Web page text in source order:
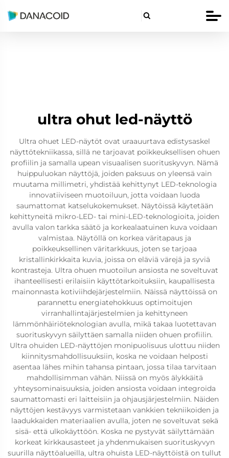

ultra ohut led-näyttö
Ultra ohuet LED-näytöt ovat uraauurtava edistysaskel
näyttötekniikassa, sillä ne tarjoavat poikkeuksellisen ohuen
profiilin ja samalla upean visuaalisen suorituskyvyn. Nämä
huippuluokan näyttöjä, joiden paksuus on yleensä vain
muutama millimetri, yhdistää kehittynyt LED-teknologia
innovatiiviseen muotoiluun, jotta voidaan luoda
saumattomat katselukokemukset. Näytöissä käytetään
kehittyneitä mikro-LED- tai mini-LED-teknologioita, joiden
avulla valon tarkka säätö ja korkealaatuinen kuva voidaan
valmistaa. Näytöllä on korkea väritapaus ja
poikkeuksellinen väritarkkuus, joten se tarjoaa
kristallinkirkkaita kuvia, joissa on eläviä värejä ja syviä
kontrasteja. Ultra ohuen muotoilun ansiosta ne soveltuvat
ihanteellisesti erilaisiin käyttötarkoituksiin, kaupallisesta
mainonnasta kotiviihdejärjestelmiin. Näissä näyttöissä on
parannettu energiatehokkuus optimoitujen
virranhallintajärjestelmien ja kehittyneen
lämmönhäiriöteknologian avulla, mikä takaa luotettavan
suorituskyvyn säilyttäen samalla niiden ohuen profiilin.
Ultra ohuiden LED-näyttöjen monipuolisuus ulottuu niiden
kiinnitysmahdollisuuksiin, koska ne voidaan helposti
asentaa lähes mihin tahansa pintaan, jossa tilaa tarvitaan
mahdollisimman vähän. Niissä on myös älykkäitä
yhteysominaisuuksia, joiden ansiosta voidaan integroida
saumattomasti eri laitteisiin ja ohjausjärjestelmiin. Näiden
näyttöjen kestävyys varmistetaan vankkien tekniikoiden ja
laadukkaiden materiaalien avulla, joten ne soveltuvat sekä
sisä- että ulkokäyttöön. Koska ne pystyvät säilyttämään
korkeat kirkkausasteet ja yhdenmukaisen suorituskyvyn
suurilla näyttöalueilla, ultra ohuista LED-näyttöistä on tullut